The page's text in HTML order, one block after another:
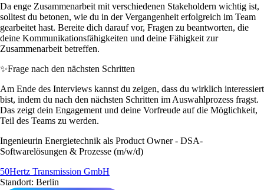
Da enge Zusammenarbeit mit verschiedenen Stakeholdern wichtig ist,
solltest du betonen, wie du in der Vergangenheit erfolgreich im Team
gearbeitet hast. Bereite dich darauf vor, Fragen zu beantworten, die
deine Kommunikationsfähigkeiten und deine Fähigkeit zur
Zusammenarbeit betreffen.
✨Frage nach den nächsten Schritten
Am Ende des Interviews kannst du zeigen, dass du wirklich interessiert
bist, indem du nach den nächsten Schritten im Auswahlprozess fragst.
Das zeigt dein Engagement und deine Vorfreude auf die Möglichkeit,
Teil des Teams zu werden.
Ingenieurin Energietechnik als Product Owner - DSA-
Softwarelösungen & Prozesse (m/w/d)
50Hertz Transmission GmbH
Standort: Berlin